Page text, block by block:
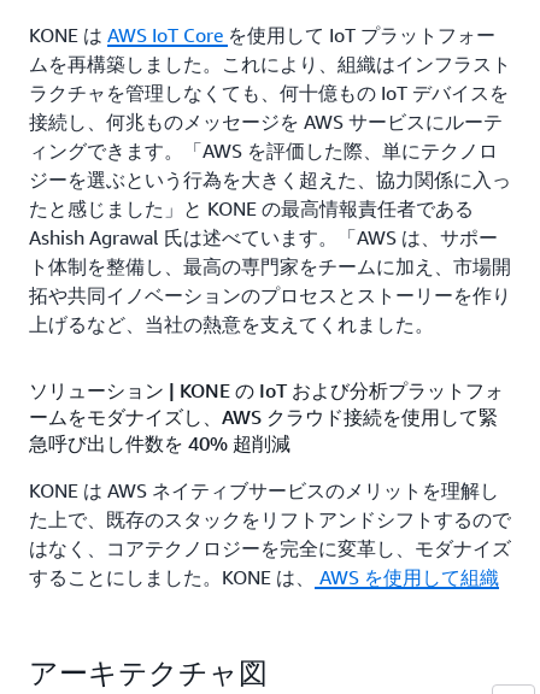
KONE は AWS IoT Core を使用して IoT プラットフォー
ムを再構築しました。これにより、組織はインフラスト
ラクチャを管理しなくても、何十億もの IoT デバイスを
接続し、何兆ものメッセージを AWS サービスにルーテ
ィングできます。「AWS を評価した際、単にテクノロ
ジーを選ぶという行為を大きく超えた、協力関係に入っ
たと感じました」と KONE の最高情報責任者である
Ashish Agrawal 氏は述べています。「AWS は、サポー
ト体制を整備し、最高の専門家をチームに加え、市場開
拓や共同イノベーションのプロセスとストーリーを作り
上げるなど、当社の熱意を支えてくれました。
ソリューション | KONE の IoT および分析プラットフォ
ームをモダナイズし、AWS クラウド接続を使用して緊
急呼び出し件数を 40% 超削減
KONE は AWS ネイティブサービスのメリットを理解し
た上で、既存のスタックをリフトアンドシフトするので
はなく、コアテクノロジーを完全に変革し、モダナイズ
することにしました。KONE は、
AWS を使用して組織
ルサービスとともに 、安全で安定したアーキテクチャを
アーキテクチャ図